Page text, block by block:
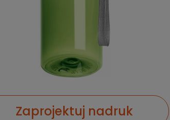
Zaprojektuj nadruk